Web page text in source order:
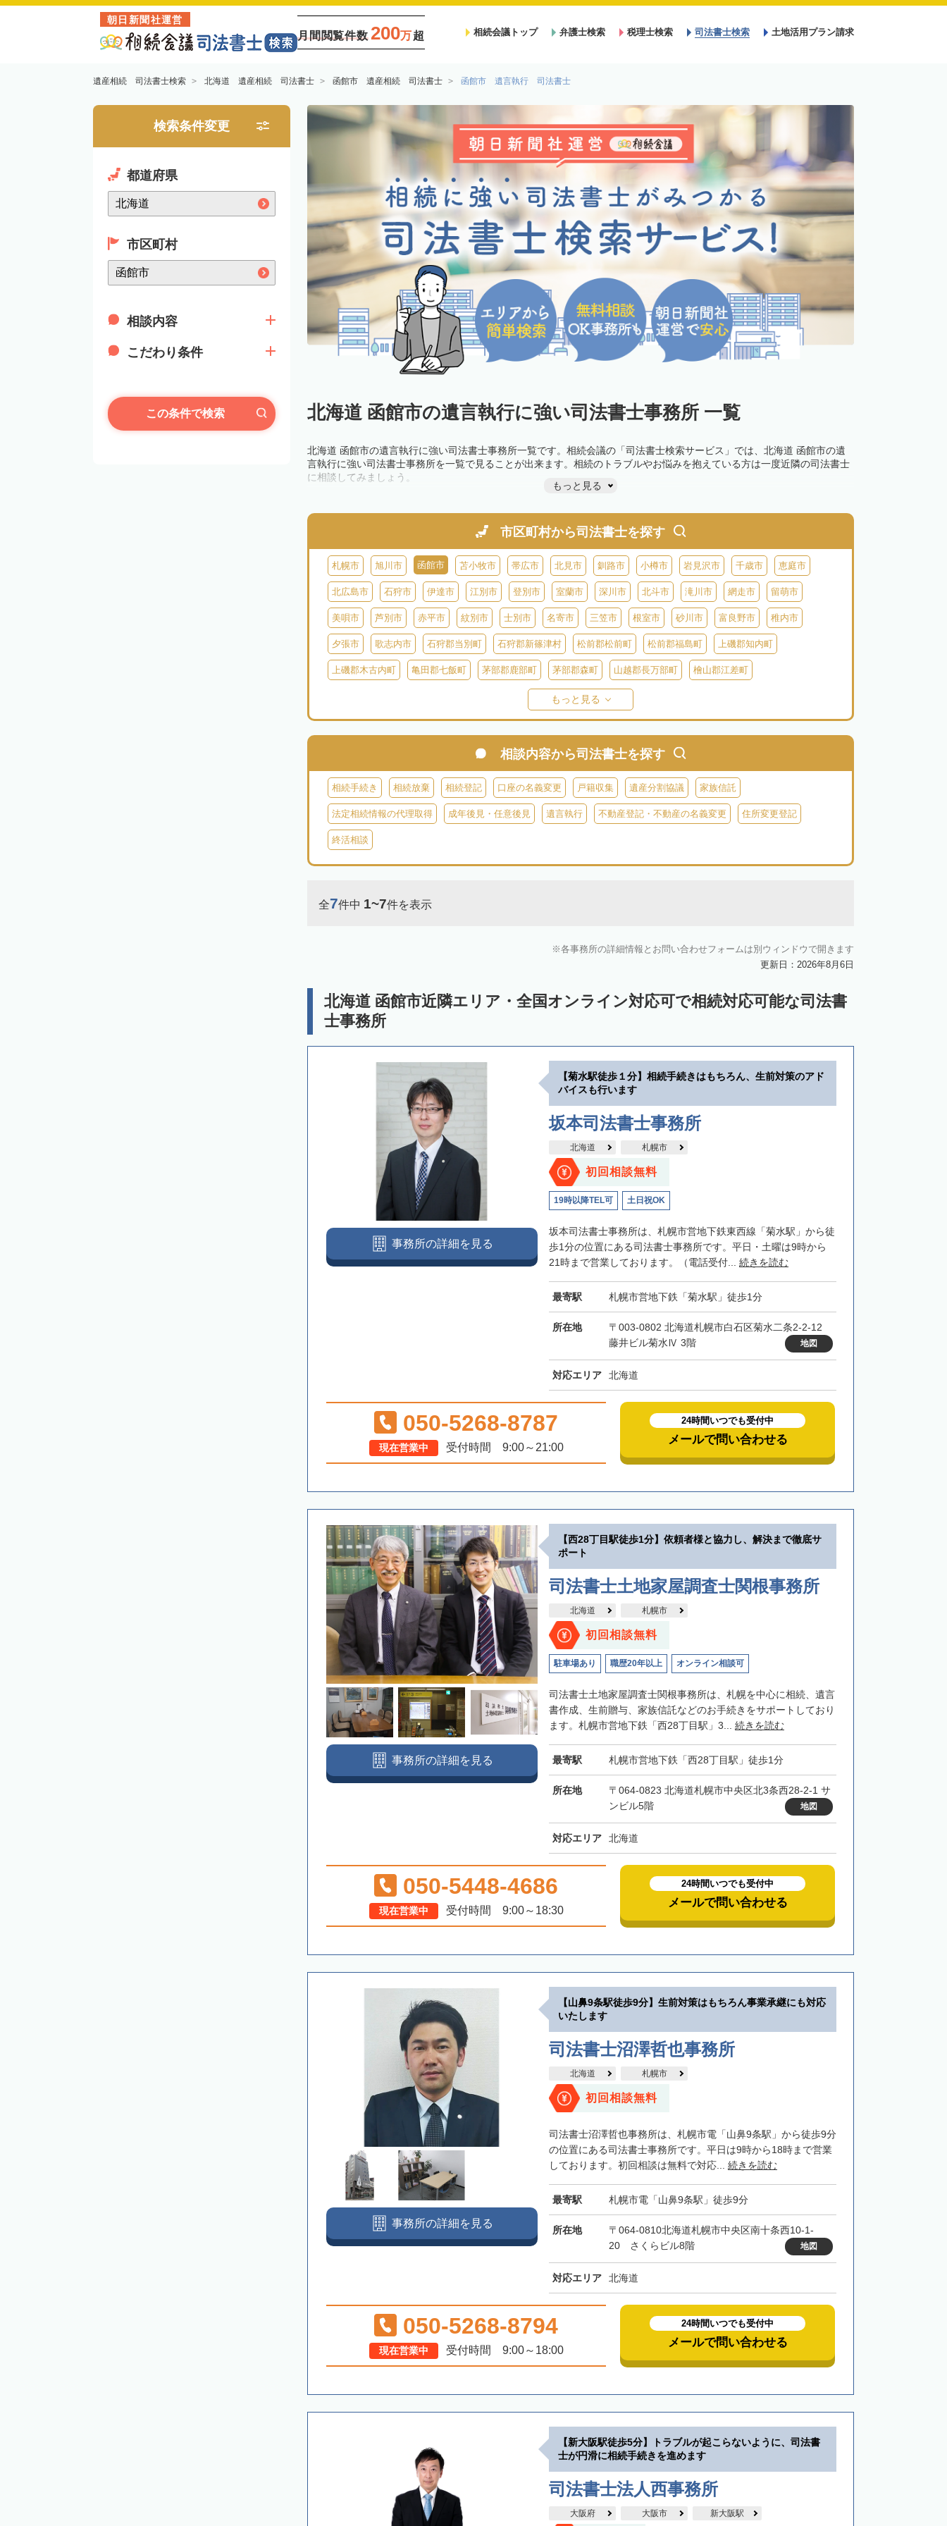
朝日新聞社運営
月間閲覧件数 200万超 相続会議トップ 弁護士検索 税理士検索 司法書士検索 土地活用プラン請求
遺産相続 司法書士検索 北海道 遺産相続 司法書士 函館市 遺産相続 司法書士 函館市 遺言執行 司法書士
検索条件変更
都道府県
市区町村
相談内容
こだわり条件
この条件で検索 北海道 函館市の遺言執行に強い司法書士事務所 一覧
北海道 函館市の遺言執行に強い司法書士事務所一覧です。相続会議の「司法書士検索サービス」では、北海道 函館市の遺
言執行に強い司法書士事務所を一覧で見ることが出来ます。相続のトラブルやお悩みを抱えている方は一度近隣の司法書士
に相談してみましょう。
もっと見る
市区町村から司法書士を探す
札幌市 旭川市 函館市 苫小牧市 帯広市 北見市 釧路市 小樽市 岩見沢市 千歳市 恵庭市
北広島市 石狩市 伊達市 江別市 登別市 室蘭市 深川市 北斗市 滝川市 網走市 留萌市
美唄市 芦別市 赤平市 紋別市 士別市 名寄市 三笠市 根室市 砂川市 富良野市 稚内市
夕張市 歌志内市 石狩郡当別町 石狩郡新篠津村 松前郡松前町 松前郡福島町 上磯郡知内町
上磯郡木古内町 亀田郡七飯町 茅部郡鹿部町 茅部郡森町 山越郡長万部町 檜山郡江差町
奥尻郡奥尻町
島牧郡島牧村 寿都郡寿都町 寿都郡黒松内町 磯谷郡蘭越町 虻田郡ニセコ町 虻田郡倶知安町
虻田郡喜茂別町 虻田郡京極町 虻田郡豊浦町
岩内郡共和町 岩内郡岩内町 二海郡八雲町 古宇郡泊村 古宇郡神恵内村 古平郡古平町 積丹郡積丹町
余市郡仁木町 余市郡余市町 余市郡赤井川村 空知郡南幌町 空知郡奈井江町 空知郡上砂川町
空知郡上富良野町 空知郡中富良野町 空知郡南富良野町 夕張郡由仁町 夕張郡長沼町 夕張郡栗山町
樺戸郡月形町
上川郡東神楽町 上川郡鷹栖町
中川郡幕別町 中川郡池田町 中川郡豊頃町
天塩郡遠別町 天塩郡天塩町 天塩郡豊富町 天塩郡幌延町 宗谷郡猿払村 枝幸郡浜頓別町
網走郡津別町 網走郡大空町 斜里郡斜里町 斜里郡清里町 斜里郡小清水町 常呂郡訓子府町
常呂郡佐呂間町 紋別郡湧別町 紋別郡滝上町
紋別郡雄武町 白老郡白老町 沙流郡日高町 沙流郡平取町
様似郡様似町
河東郡上士幌町 河東郡鹿追町 河西郡中札内村 河西郡更別村
広尾郡広尾町 足寄郡足寄町 十勝郡浦幌町 釧路郡釧路町
川上郡弟子屈町
標津郡標津町 目梨郡羅臼町
もっと見る
相談内容から司法書士を探す
相続手続き 相続放棄 相続登記 口座の名義変更 戸籍収集 遺産分割協議 家族信託
法定相続情報の代理取得 成年後見・任意後見 遺言執行 不動産登記・不動産の名義変更 住所変更登記
終活相談
全7件中 1~7件を表示
各事務所の詳細情報とお問い合わせフォームは別ウィンドウで開きます
更新日：2026年8月6日
北海道 函館市近隣エリア・全国オンライン対応可で相続対応可能な司法書
士事務所
【菊水駅徒歩１分】相続手続きはもちろん、生前対策のアド
バイスも行います
坂本司法書士事務所
北海道 札幌市
初回相談無料
19時以降TEL可 土日祝OK
坂本司法書士事務所は、札幌市営地下鉄東西線「菊水駅」から徒
歩1分の位置にある司法書士事務所です。平日・土曜は9時から
21時まで営業しております。（電話受付... 続きを読む
最寄駅 札幌市営地下鉄「菊水駅」徒歩1分
所在地
〒003-0802 北海道札幌市白石区菊水二条2-2-12
藤井ビル菊水Ⅳ 3階
地図
対応エリア 北海道
事務所の詳細を見る
050-5268-8787
現在営業中 受付時間 9:00～21:00
24時間いつでも受付中
メールで問い合わせる
【西28丁目駅徒歩1分】依頼者様と協力し、解決まで徹底サ
ポート
司法書士土地家屋調査士関根事務所
北海道 札幌市
初回相談無料
駐車場あり 職歴20年以上 オンライン相談可
司法書士土地家屋調査士関根事務所は、札幌を中心に相続、遺言
書作成、生前贈与、家族信託などのお手続きをサポートしており
ます。札幌市営地下鉄「西28丁目駅」3... 続きを読む
最寄駅 札幌市営地下鉄「西28丁目駅」徒歩1分
所在地
〒064-0823 北海道札幌市中央区北3条西28-2-1 サ
ンビル5階
地図
対応エリア 北海道
事務所の詳細を見る
050-5448-4686
現在営業中 受付時間 9:00～18:30
24時間いつでも受付中
メールで問い合わせる
【山鼻9条駅徒歩9分】生前対策はもちろん事業承継にも対応
いたします
司法書士沼澤哲也事務所
北海道 札幌市
初回相談無料
司法書士沼澤哲也事務所は、札幌市電「山鼻9条駅」から徒歩9分
の位置にある司法書士事務所です。平日は9時から18時まで営業
しております。初回相談は無料で対応... 続きを読む
最寄駅 札幌市電「山鼻9条駅」徒歩9分
所在地
〒064-0810北海道札幌市中央区南十条西10-1-
20 さくらビル8階
地図
対応エリア 北海道
事務所の詳細を見る
050-5268-8794
現在営業中 受付時間 9:00～18:00
24時間いつでも受付中
メールで問い合わせる
【新大阪駅徒歩5分】トラブルが起こらないように、司法書
士が円滑に相続手続きを進めます
司法書士法人西事務所
大阪府 大阪市 新大阪駅